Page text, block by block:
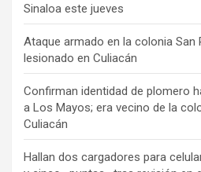
Sinaloa este jueves
Ataque armado en la colonia San
lesionado en Culiacán
Confirman identidad de plomero
a Los Mayos; era vecino de la
Culiacán
Hallan dos cargadores para